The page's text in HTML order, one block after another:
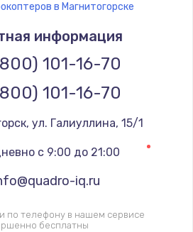
в Магнитогорске
информация
101-16-70
101-16-70
, ул. Галиуллина, 15/1
с 9:00 до 21:00
iq.ru
по телефону в нашем сервисе
бесплатны